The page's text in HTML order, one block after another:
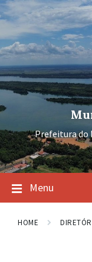
Ir
para
conteúdo
Pular
para
navegação
principal
Pular
para
rodapé
Prefeitura do
Menu
HOME